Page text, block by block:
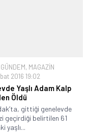
GÜNDEM, MAGAZİN
2016 19:02
Yaşlı Adam Kalp
Öldü
gittiği genelevde
geçirdiği belirtilen 61
yaşlı...